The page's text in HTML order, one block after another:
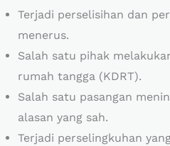
Terjadi perselisihan dan
menerus.
Salah satu pihak
rumah tangga (KDRT).
Salah satu pasangan
alasan yang sah.
Terjadi perselingkuhan